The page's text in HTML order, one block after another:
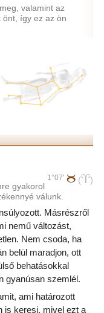
valamint az
önt, így ez az ön
kontextust, és
A helyes dolgokat
a rossz
mert
szenvednek
tudják,
emberek iránt, és
de ezt csupán
emberek
másokat negatívan
1°07' b (a)
gyakorol
válunk.
Másrészről
nemű változást,
Nem csoda, ha
belül maradjon, ott
behatásokkal
gyanúsan szemlél.
ami határozott
is keresi, mivel ezt a